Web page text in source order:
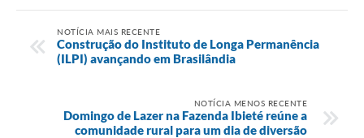
NOTÍCIA MAIS RECENTE
Construção do Instituto de Longa Permanência
(ILPI) avançando em Brasilândia
NOTÍCIA MENOS RECENTE
Domingo de Lazer na Fazenda Ibieté reúne a
comunidade rural para um dia de diversão